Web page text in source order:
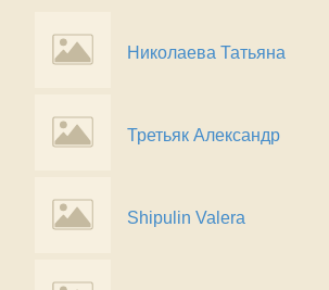
Николаева Татьяна
Третьяк Александр
Shipulin Valera